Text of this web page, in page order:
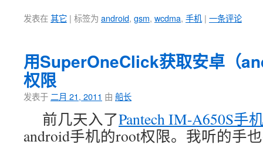
发表在其它 | 标签为 android, gsm, wcdma, 手机 | 一条评论
用SuperOneClick获取安卓（
权限
发表于 二月 21, 2011 由 船长
前几天入了Pantech IM-A650S手
android手机的root权限。我听的手